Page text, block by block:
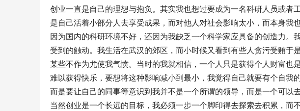
创业一直是自己的理想与抱负。其实我也想过要成为一名科研人员或者
是自己活着小部分人去享受成果，而对他人对社会影响太小，而本身我
因为国内的科研环境不好，还因为我缺乏一个科学家应具备的创造力。
受到的触动。我生活在武汉的郊区，而小时候又看到有些人贪污受贿于
某些不作为尤使我气愤。当时的我就相信，一个人只是获得个人财富也
难以获得快乐，要想将这种影响减小到最小，我觉得自己就要有个自我
而是要让自己的同事等意识到我并不是一个所谓的领导，而是一个可以
当然创业是一个长远的目标，我必须一步一个脚印得去探索去积累，而